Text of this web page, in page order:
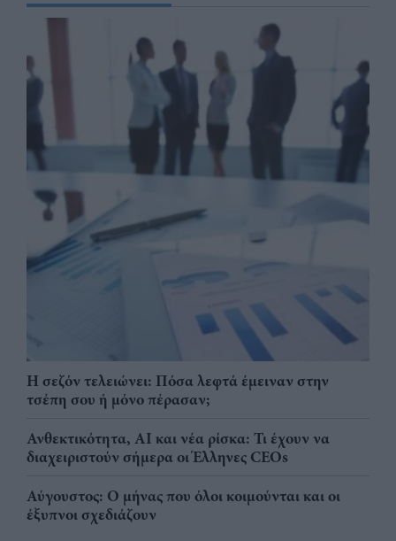
Η σεζόν τελειώνει: Πόσα λεφτά έμειναν στην
τσέπη σου ή μόνο πέρασαν;
Ανθεκτικότητα, AI και νέα ρίσκα: Τι έχουν να
διαχειριστούν σήμερα οι Έλληνες CEOs
Αύγουστος: Ο μήνας που όλοι κοιμούνται και οι
έξυπνοι σχεδιάζουν